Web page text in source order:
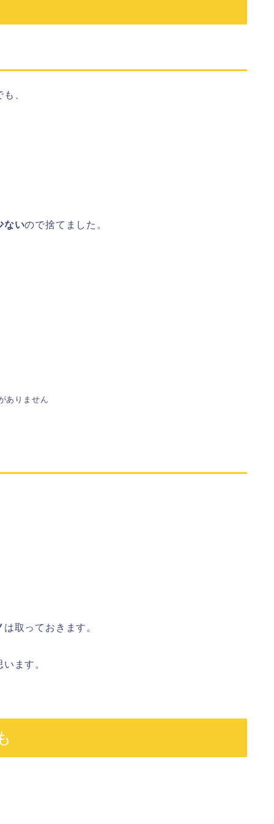
も、
ないので捨てました。
ありません
は取っておきます。
ます。